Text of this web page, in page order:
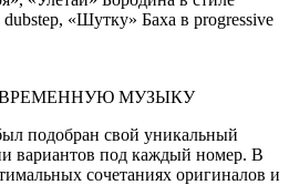
«Шутку» Баха в progressive
МУЗЫКУ
подобран свой уникальный
вариантов под каждый номер. В
сочетаниях оригиналов и